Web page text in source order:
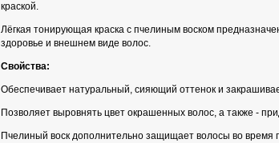
краской.
Лёгкая тонирующая краска с пчелиным воском
здоровье и внешнем виде волос.
Свойства:
Обеспечивает натуральный, сияющий оттенок и
Позволяет выровнять цвет окрашенных волос, а также -
Пчелиный воск дополнительно защищает волосы во время